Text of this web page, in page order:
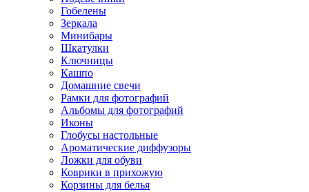
Гобелены
Зеркала
Минибары
Шкатулки
Ключницы
Кашпо
Домашние свечи
Рамки для фотографий
Альбомы для фотографий
Иконы
Глобусы настольные
Ароматические диффузоры
Ложки для обуви
Коврики в прихожую
Корзины для белья